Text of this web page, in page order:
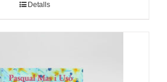
Detalls